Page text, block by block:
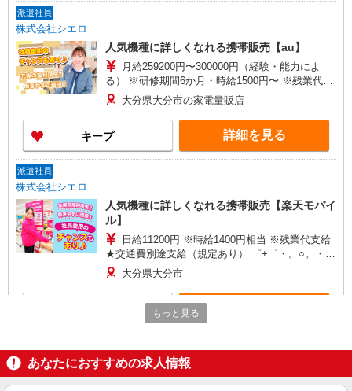
派遣社員
株式会社シエロ
人気機種に詳しくなれる携帯販売【au】
月給259200円〜300000円（経験・能力によ
る） ※研修期間6か月・時給1500円〜 ※残業代支
給 ★交通費別途支給（規定あり） ゜+゜・。
○。・゜+゜・。○。・゜+゜ 入社祝い金10万円支
給(規定有) お友達を紹介頂くと, インセンティブ支
給(規定有) ゜・。○。・゜+゜・。○。・゜+゜
大分県大分市の家電量販店
キープ 詳細を見る
派遣社員
株式会社シエロ
人気機種に詳しくなれる携帯販売【楽天モバイ
ル】
日給11200円 ※時給1400円相当 ※残業代支給
★交通費別途支給（規定あり） ゜+゜・。○。・゜
+゜・。○。・゜+゜ 入社祝い金10万円支給(規定
有) お友達を紹介頂くと, インセンティブ支給(規定
有) ★月2回払い・週払い可能（規程有）★ ゜・。
○。・゜+゜・。○。・゜+゜
大分県大分市
株式会社シエロ
人気機種に詳しくなれる携帯販売【au】
もっと見る
あなたにおすすめの求人情報